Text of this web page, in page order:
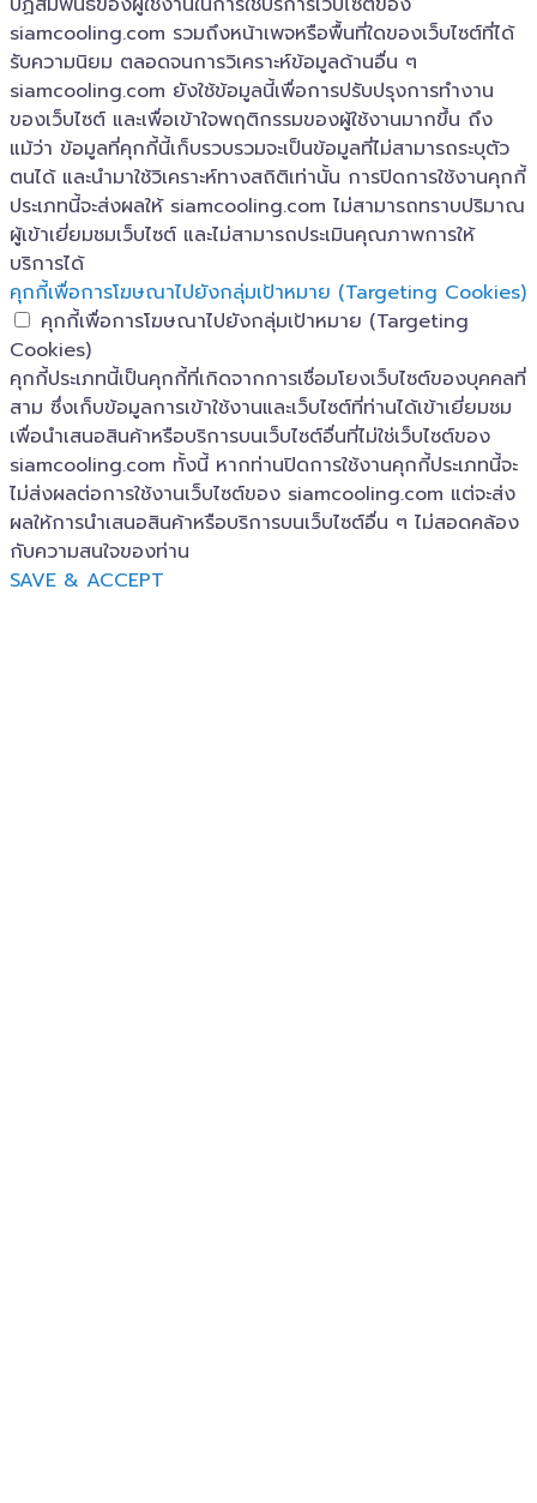
siamcooling.com รวมถึงหน้าเพจหรือพื้นที่ใดของเว็บไซต์ที่ได้
รับความนิยม ตลอดจนการวิเคราะห์ข้อมูลด้านอื่น ๆ
siamcooling.com ยังใช้ข้อมูลนี้เพื่อการปรับปรุงการทำงาน
ของเว็บไซต์ และเพื่อเข้าใจพฤติกรรมของผู้ใช้งานมากขึ้น ถึง
แม้ว่า ข้อมูลที่คุกกี้นี้เก็บรวบรวมจะเป็นข้อมูลที่ไม่สามารถระบุตัว
ตนได้ และนำมาใช้วิเคราะห์ทางสถิติเท่านั้น การปิดการใช้งานคุกกี้
ประเภทนี้จะส่งผลให้ siamcooling.com ไม่สามารถทราบปริมาณ
ผู้เข้าเยี่ยมชมเว็บไซต์ และไม่สามารถประเมินคุณภาพการให้
บริการได้
คุกกี้เพื่อการโฆษณาไปยังกลุ่มเป้าหมาย (Targeting Cookies)
คุกกี้เพื่อการโฆษณาไปยังกลุ่มเป้าหมาย (Targeting
Cookies)
คุกกี้ประเภทนี้เป็นคุกกี้ที่เกิดจากการเชื่อมโยงเว็บไซต์ของบุคคลที่
สาม ซึ่งเก็บข้อมูลการเข้าใช้งานและเว็บไซต์ที่ท่านได้เข้าเยี่ยมชม
เพื่อนำเสนอสินค้าหรือบริการบนเว็บไซต์อื่นที่ไม่ใช่เว็บไซต์ของ
siamcooling.com ทั้งนี้ หากท่านปิดการใช้งานคุกกี้ประเภทนี้จะ
ไม่ส่งผลต่อการใช้งานเว็บไซต์ของ siamcooling.com แต่จะส่ง
ผลให้การนำเสนอสินค้าหรือบริการบนเว็บไซต์อื่น ๆ ไม่สอดคล้อง
กับความสนใจของท่าน
SAVE & ACCEPT